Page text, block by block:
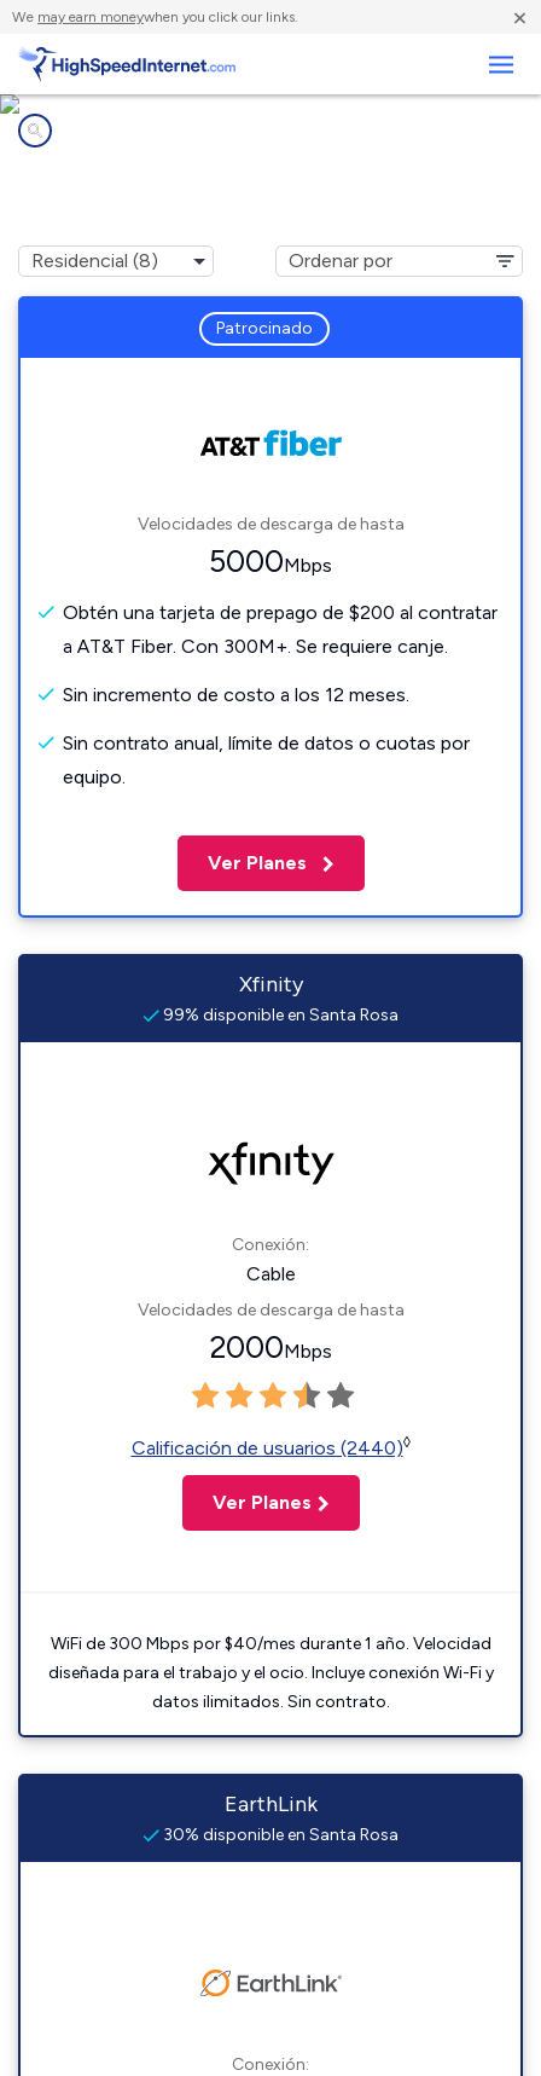
We may earn moneywhen you click our links. ×
Patrocinado
Velocidades de descarga de hasta
5000Mbps
Obtén una tarjeta de prepago de $200 al contratar
a AT&T Fiber. Con 300M+. Se requiere canje.
Sin incremento de costo a los 12 meses.
Sin contrato anual, límite de datos o cuotas por
equipo.
Ver Planes
Xfinity
99% disponible en Santa Rosa
Conexión:
Cable
Velocidades de descarga de hasta
2000Mbps
Calificación de usuarios (2440)◊
Ver Planes
WiFi de 300 Mbps por $40/mes durante 1 año. Velocidad
diseñada para el trabajo y el ocio. Incluye conexión Wi-Fi y
datos ilimitados. Sin contrato.
EarthLink
30% disponible en Santa Rosa
Conexión: